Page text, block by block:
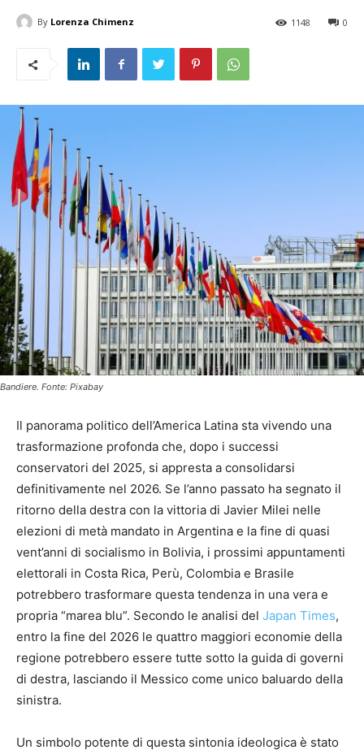
By Lorenza Chimenz 0
1148
Bandiere. Fonte: Pixabay
Il panorama politico dell’America Latina sta vivendo una
trasformazione profonda che, dopo i successi
conservatori del 2025, si appresta a consolidarsi
definitivamente nel 2026. Se l’anno passato ha segnato il
ritorno della destra con la vittoria di Javier Milei nelle
elezioni di metà mandato in Argentina e la fine di quasi
vent’anni di socialismo in Bolivia, i prossimi appuntamenti
elettorali in Costa Rica, Perù, Colombia e Brasile
potrebbero trasformare questa tendenza in una vera e
propria “marea blu”. Secondo le analisi del Japan Times,
entro la fine del 2026 le quattro maggiori economie della
regione potrebbero essere tutte sotto la guida di governi
di destra, lasciando il Messico come unico baluardo della
sinistra.
Un simbolo potente di questa sintonia ideologica è stato